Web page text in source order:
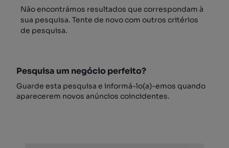
Não encontrámos resultados que correspondam à
sua pesquisa. Tente de novo com outros critérios
de pesquisa.
Pesquisa um negócio perfeito?
Guarde esta pesquisa e informá-lo(a)-emos quando
aparecerem novos anúncios coincidentes.